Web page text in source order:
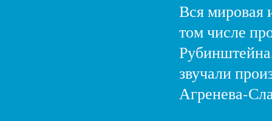
Вся мировая
том числе
звучали
Агренева-